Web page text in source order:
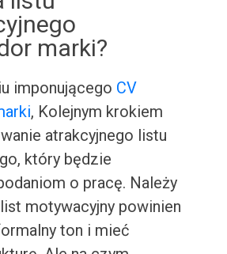
marki?
imponującego CV
, Kolejnym krokiem
atrakcyjnego listu
który będzie
o pracę. Należy
motywacyjny powinien
ton i mieć